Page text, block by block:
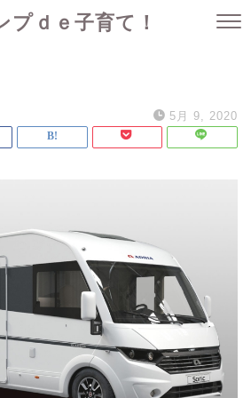
プｄｅ子育て！
5月 9, 2020